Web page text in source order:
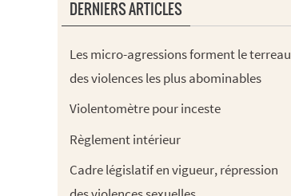
DERNIERS ARTICLES
Les micro-agressions forment le terreau
des violences les plus abominables
Violentomètre pour inceste
Règlement intérieur
Cadre législatif en vigueur, répression